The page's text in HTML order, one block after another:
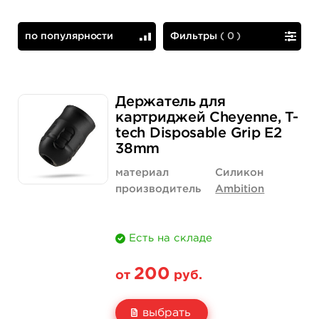
Фильтры (0 )
по популярности
Держатель для
картриджей Cheyenne, T-
tech Disposable Grip E2
38mm
материал
Силикон
производитель
Ambition
Есть на складе
от 200 руб.
выбрать